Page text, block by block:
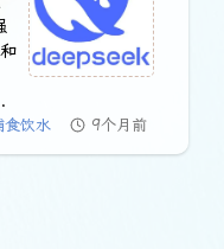
食饮水 9个月前